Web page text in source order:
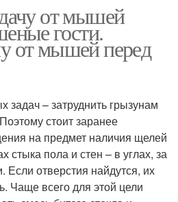
от мышей
гости.
от мышей перед
задач – затруднить грызунам
стоит заранее
на предмет наличия щелей
стыка пола и стен – в углах, за
Если отверстия найдутся, их
Чаще всего для этой цели